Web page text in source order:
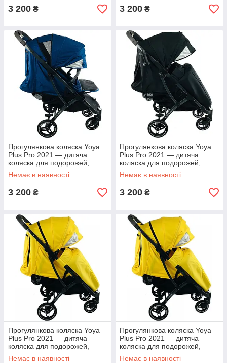
3 200 ₴ 3 200 ₴
Прогулянкова коляска Yoya
Plus Pro 2021 — дитяча
коляска для подорожей,
ручне поклажа, синій
Немає в наявності
3 200 ₴
Прогулянкова коляска Yoya
Plus Pro 2021 — дитяча
коляска для подорожей,
ручне поклажа, чорний
Немає в наявності
3 200 ₴
Прогулянкова коляска Yoya
Plus Pro 2021 — дитяча
коляска для подорожей,
ручне поклажа, жовта
Немає в наявності
Прогулянкова коляска Yoya
Plus Pro 2021 — дитяча
коляска для подорожей,
ручне поклажа, жовта
Немає в наявності